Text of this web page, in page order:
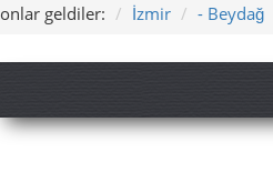
onlar geldiler: İzmir - Beydağ